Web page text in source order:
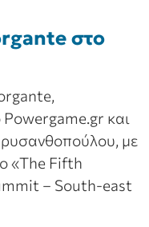
στο
και
με
«The Fifth
– South-east